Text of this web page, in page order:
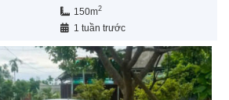
150m2
1 tuần trước